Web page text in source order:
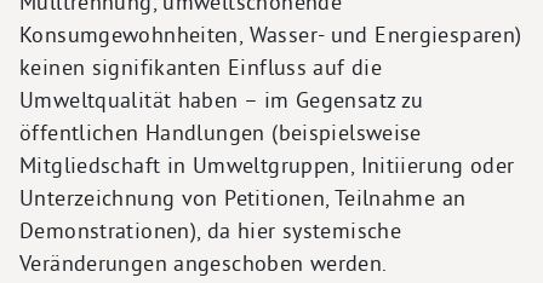
Konsumgewohnheiten, Wasser- und Energiesparen)
keinen signifikanten Einfluss auf die
Umweltqualität haben – im Gegensatz zu
öffentlichen Handlungen (beispielsweise
Mitgliedschaft in Umweltgruppen, Initiierung oder
Unterzeichnung von Petitionen, Teilnahme an
Demonstrationen), da hier systemische
Veränderungen angeschoben werden.